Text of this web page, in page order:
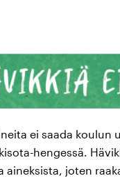
ei saada
hengessä.
aineksista, joten